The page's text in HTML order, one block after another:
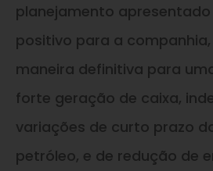
planejamento
positivo para a
maneira definitiva para
forte geração de caixa,
variações de curto prazo
petróleo, e de redução de